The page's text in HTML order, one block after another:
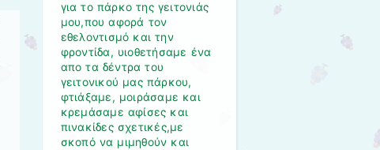
για το πάρκο της γειτονιάς
μου,που αφορά τον
εθελοντισμό και την
φροντίδα, υιοθετήσαμε ένα
απο τα δέντρα του
γειτονικού μας πάρκου,
φτιάξαμε, μοιράσαμε και
κρεμάσαμε αφίσες και
πινακίδες σχετικές,με
σκοπό να μιμηθούν και